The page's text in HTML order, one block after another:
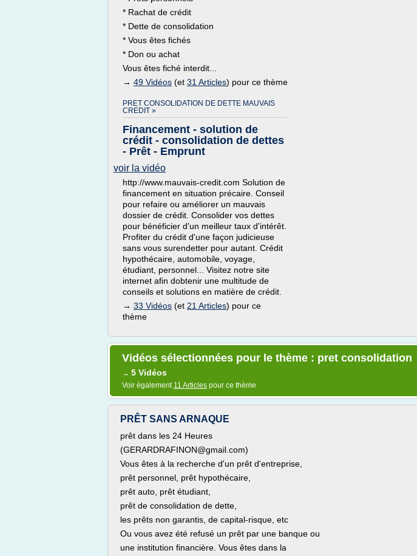
* Rachat de crédit
* Dette de consolidation
* Vous êtes fichés
* Don ou achat
Vous êtes fiché interdit...
→ 49 Vidéos (et 31 Articles) pour ce thème
PRET CONSOLIDATION DE DETTE MAUVAIS
CREDIT »
Financement - solution de
crédit - consolidation de dettes
- Prêt - Emprunt
voir la vidéo
http://www.mauvais-credit.com Solution de
financement en situation précaire. Conseil
pour refaire ou améliorer un mauvais
dossier de crédit. Consolider vos dettes
pour bénéficier d'un meilleur taux d'intérêt.
Profiter du crédit d'une façon judicieuse
sans vous surendetter pour autant. Crédit
hypothécaire, automobile, voyage,
étudiant, personnel... Visitez notre site
internet afin dobtenir une multitude de
conseils et solutions en matière de crédit.
→ 33 Vidéos (et 21 Articles) pour ce
thème
Vidéos sélectionnées pour le thème : pret consolidation
→ 5 Vidéos
Voir également 11 Articles pour ce thème
PRÊT SANS ARNAQUE
prêt dans les 24 Heures
(GERARDRAFINON@gmail.com)
Vous êtes à la recherche d'un prêt d'entreprise,
prêt personnel, prêt hypothécaire,
prêt auto, prêt étudiant,
prêt de consolidation de dette,
les prêts non garantis, de capital-risque, etc
Ou vous avez été refusé un prêt par une banque ou
une institution financière. Vous êtes dans la